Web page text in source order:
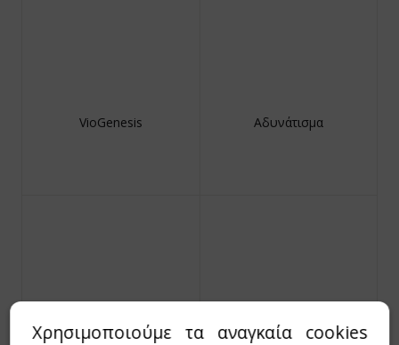
VioGenesis Αδυνάτισμα
Χρησιμοποιούμε τα αναγκαία cookies